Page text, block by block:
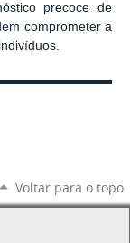
precoce de
comprometer a
Voltar para o topo